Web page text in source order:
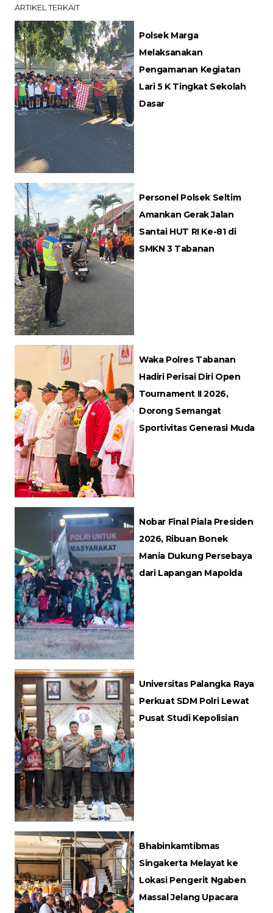
ARTIKEL TERKAIT
Polsek Marga
Melaksanakan
Pengamanan Kegiatan
Lari 5 K Tingkat Sekolah
Dasar
Personel Polsek Seltim
Amankan Gerak Jalan
Santai HUT RI Ke-81 di
SMKN 3 Tabanan
Waka Polres Tabanan
Hadiri Perisai Diri Open
Tournament II 2026,
Dorong Semangat
Sportivitas Generasi Muda
Nobar Final Piala Presiden
2026, Ribuan Bonek
Mania Dukung Persebaya
dari Lapangan Mapolda
Universitas Palangka Raya
Perkuat SDM Polri Lewat
Pusat Studi Kepolisian
Bhabinkamtibmas
Singakerta Melayat ke
Lokasi Pengerit Ngaben
Massal Jelang Upacara